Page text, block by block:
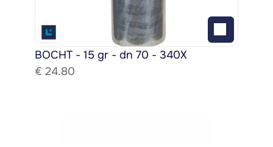
BOCHT - 15 gr - dn 70 - 340X
€ 24.80